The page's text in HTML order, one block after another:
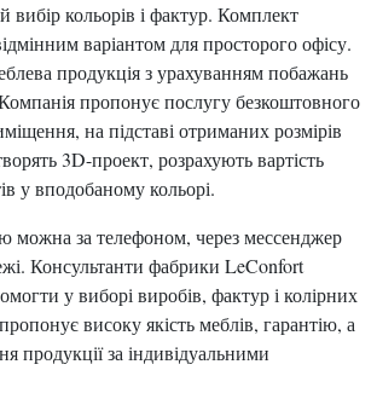
кольорів і фактур. Комплект
варіантом для просторого офісу.
продукція з урахуванням побажань
пропонує послугу безкоштовного
на підставі отриманих розмірів
3D-проект, розрахують вартість
у вподобаному кольорі.
можна за телефоном, через мессенджер
Консультанти фабрики LeConfort
у виборі виробів, фактур і колірних
високу якість меблів, гарантію, а
продукції за індивідуальними